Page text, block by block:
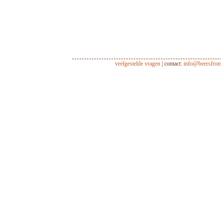
veelgestelde vragen | contact: